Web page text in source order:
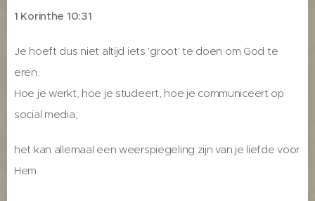
1 Korinthe 10:31
Je hoeft dus niet altijd iets 'groot' te doen om God te
eren.
Hoe je werkt, hoe je studeert, hoe je communiceert op
social media;
het kan allemaal een weerspiegeling zijn van je liefde voor
Hem.